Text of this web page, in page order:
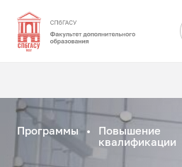
Программы
Повышение
квалификации